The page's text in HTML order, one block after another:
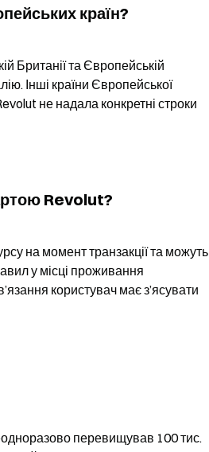
країн?
Британії та Європейській
Інші країни Європейської
не надала конкретні строки
Revolut?
на момент транзакції та можуть
у місці проживання
користувач має з’ясувати
перевищував 100 тис.